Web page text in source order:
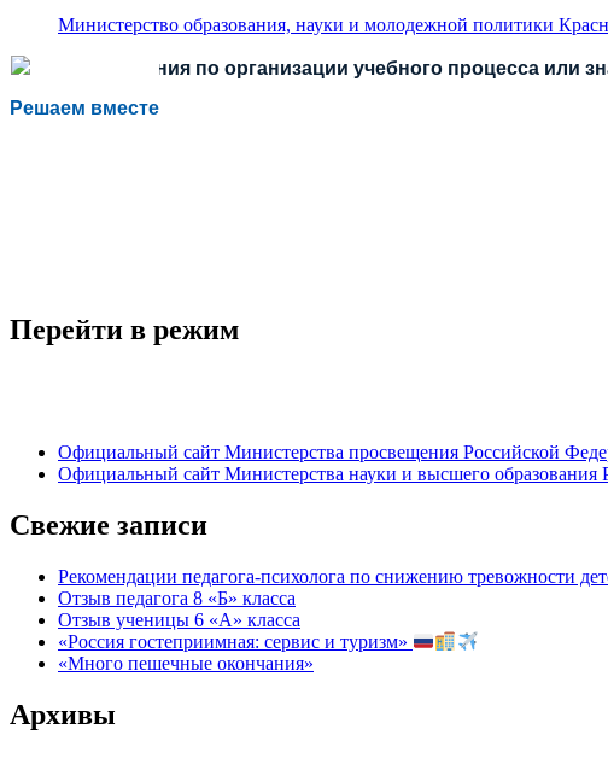
Министерство образования, науки и молодежной политики
Решаем вместе
Есть предложения по организации учебного процесса или
Перейти в режим
Официальный сайт Министерства просвещения Российской
Официальный сайт Министерства науки и высшего образования
Свежие записи
Рекомендации педагога-психолога по снижению тревожности
Отзыв педагога 8 «Б» класса
Отзыв ученицы 6 «А» класса
«Россия гостеприимная: сервис и туризм»
«Много пешечные окончания»
Архивы